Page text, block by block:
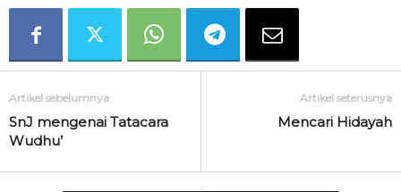
Artikel sebelumnya
SnJ mengenai Tatacara
Wudhu’
Artikel seterusnya
Mencari Hidayah